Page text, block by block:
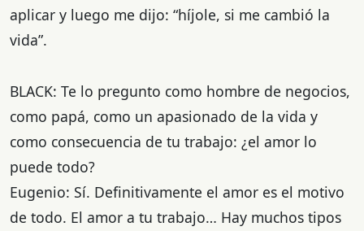
aplicar y luego me dijo: “híjole, si me cambió la
vida”.
BLACK: Te lo pregunto como hombre de negocios,
como papá, como un apasionado de la vida y
como consecuencia de tu trabajo: ¿el amor lo
puede todo?
Eugenio: Sí. Definitivamente el amor es el motivo
de todo. El amor a tu trabajo… Hay muchos tipos